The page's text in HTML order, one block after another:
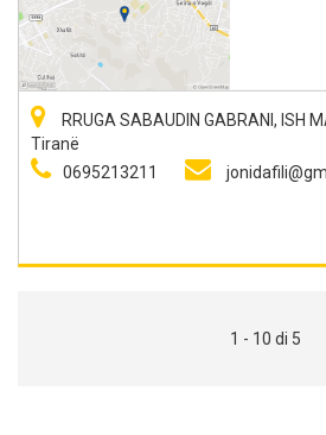
RRUGA SABAUDIN GABRANI, ISH
Tiranë
0695213211
1 - 10 di 5